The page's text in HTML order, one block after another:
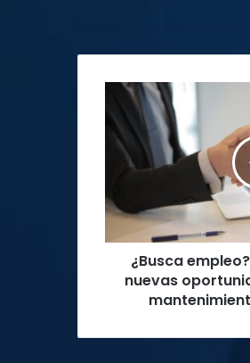
¿Busca
empleo?
Empresa
ofrecerá
nuevas
de
trabajo
en
mantenimiento
operaciones
¿Busca
nuevas